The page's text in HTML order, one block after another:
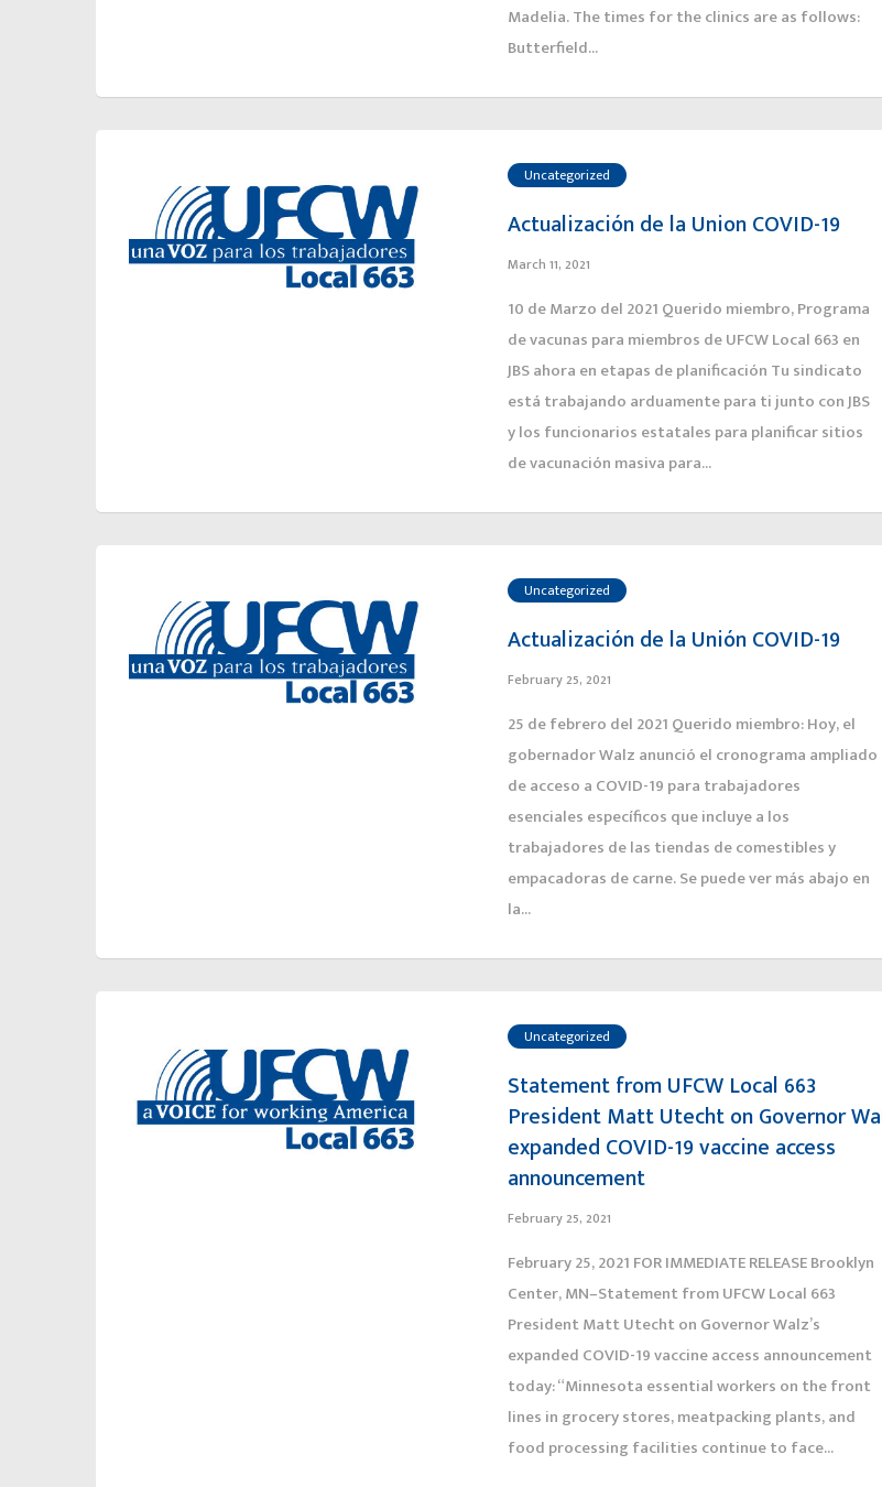
Madelia. The times for the clinics are as follows:
Butterfield...
Uncategorized
Actualización de la Union COVID-19
March 11, 2021
10 de Marzo del 2021 Querido miembro, Programa
de vacunas para miembros de UFCW Local 663 en
JBS ahora en etapas de planificación Tu sindicato
está trabajando arduamente para ti junto con JBS
y los funcionarios estatales para planificar sitios
de vacunación masiva para...
Uncategorized
Actualización de la Unión COVID-19
February 25, 2021
25 de febrero del 2021 Querido miembro: Hoy, el
gobernador Walz anunció el cronograma ampliado
de acceso a COVID-19 para trabajadores
esenciales específicos que incluye a los
trabajadores de las tiendas de comestibles y
empacadoras de carne. Se puede ver más abajo en
la...
Uncategorized
Statement from UFCW Local 663
President Matt Utecht on Governor
expanded COVID-19 vaccine access
announcement
February 25, 2021
February 25, 2021 FOR IMMEDIATE RELEASE Brooklyn
Center, MN–Statement from UFCW Local 663
President Matt Utecht on Governor Walz’s
expanded COVID-19 vaccine access announcement
today: “Minnesota essential workers on the front
lines in grocery stores, meatpacking plants, and
food processing facilities continue to face...